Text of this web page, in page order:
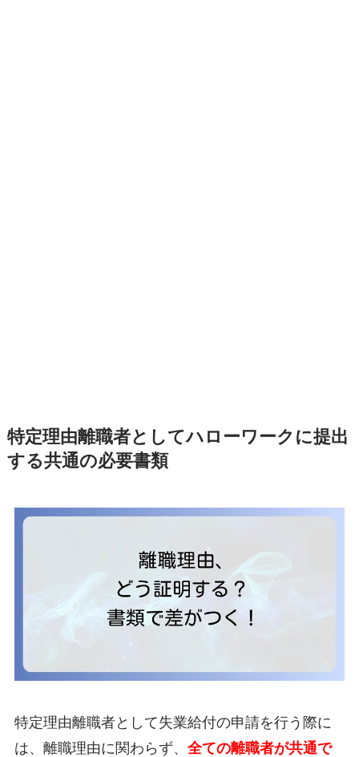
特定理由離職者としてハローワークに提出
する共通の必要書類
特定理由離職者として失業給付の申請を行う際に
は、離職理由に関わらず、 全ての離職者が共通で